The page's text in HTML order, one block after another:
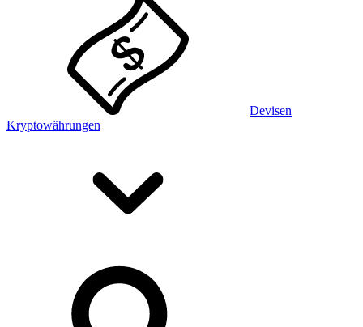
Devisen
Kryptowährungen